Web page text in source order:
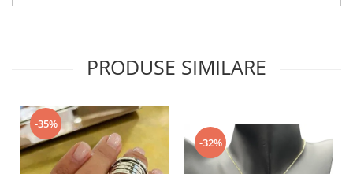
PRODUSE SIMILARE
-35%
-32%